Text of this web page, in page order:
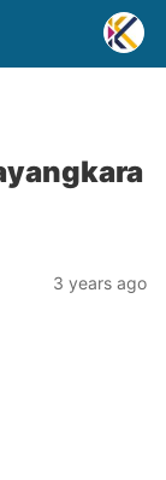
3 years ago